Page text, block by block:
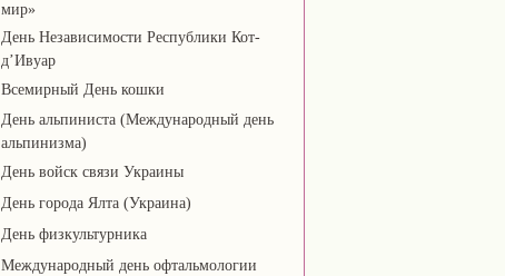
мир»
День Независимости Республики Кот-
д’Ивуар
Всемирный День кошки
День альпиниста (Международный день
альпинизма)
День войск связи Украины
День города Ялта (Украина)
День физкультурника
Международный день офтальмологии